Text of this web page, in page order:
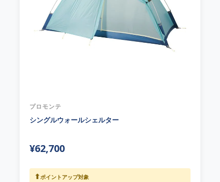
プロモンテ
シングルウォールシェルター
¥62,700
⬆ ポイントアップ対象